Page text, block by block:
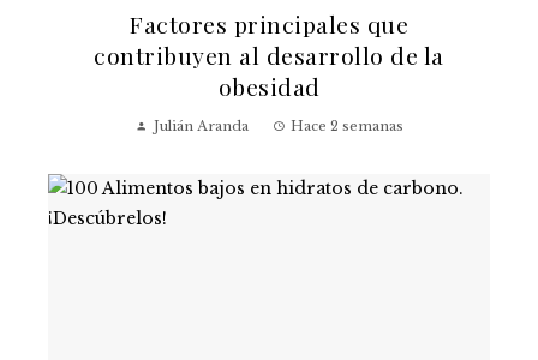
Factores principales que
contribuyen al desarrollo de la
obesidad
Julián Aranda Hace 2 semanas